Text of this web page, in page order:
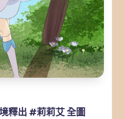
釋出 #莉莉艾 全圖